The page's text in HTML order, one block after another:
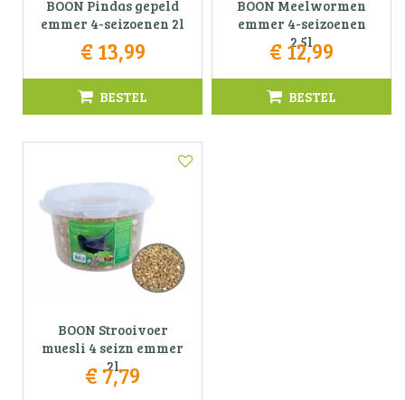
BOON Pindas gepeld
emmer 4-seizoenen 2l
€ 13,99
BESTEL
BOON Meelwormen
emmer 4-seizoenen
2.5l
€ 12,99
BESTEL
BOON Strooivoer
muesli 4 seizn emmer
2l
€ 7,79